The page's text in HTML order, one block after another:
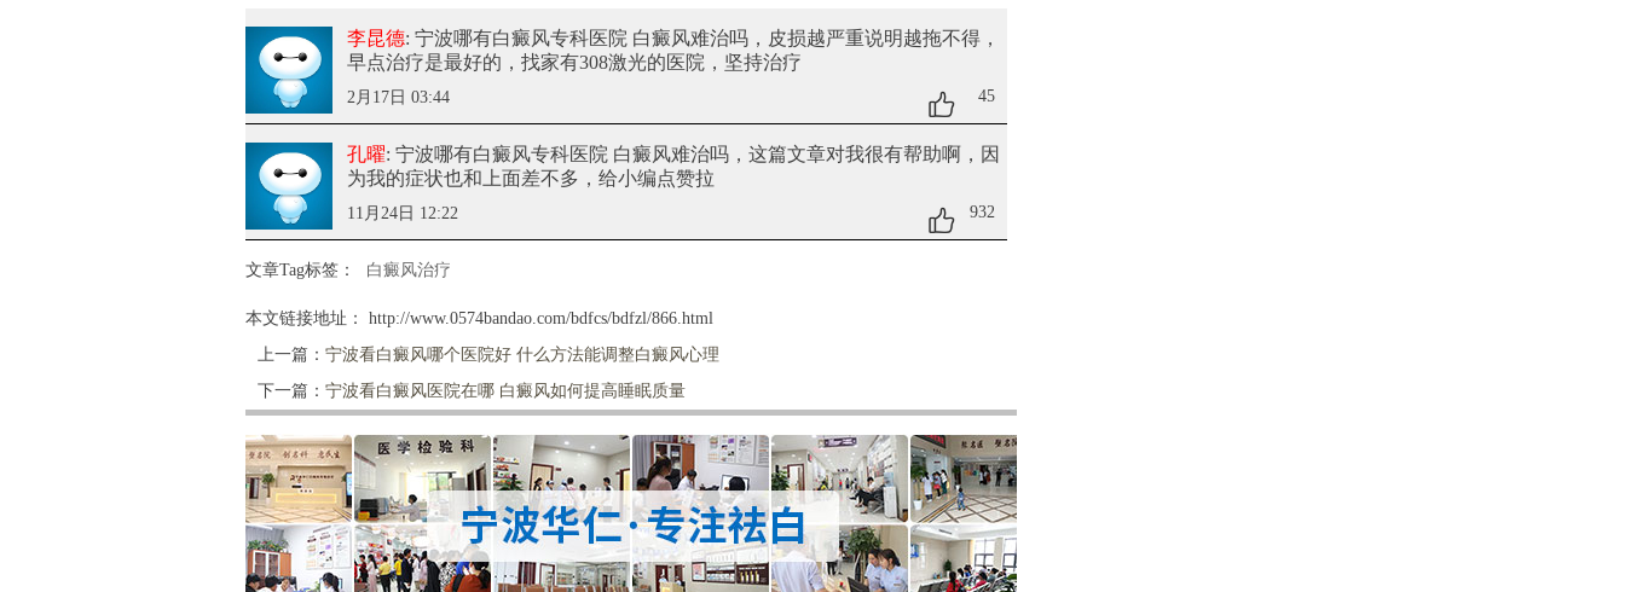
李昆德: 宁波哪有白癜风专科医院 白癜风难治吗，皮损越严重说明越拖不得，
早点治疗是最好的，找家有308激光的医院，坚持治疗
2月17日 03:44 45
孔曜: 宁波哪有白癜风专科医院 白癜风难治吗，这篇文章对我很有帮助啊，因
为我的症状也和上面差不多，给小编点赞拉
11月24日 12:22 932
文章Tag标签： 白癜风治疗
本文链接地址：
http://www.0574bandao.com/bdfcs/bdfzl/866.html
上一篇： 宁波看白癜风哪个医院好 什么方法能调整白癜风心理
下一篇： 宁波看白癜风医院在哪 白癜风如何提高睡眠质量